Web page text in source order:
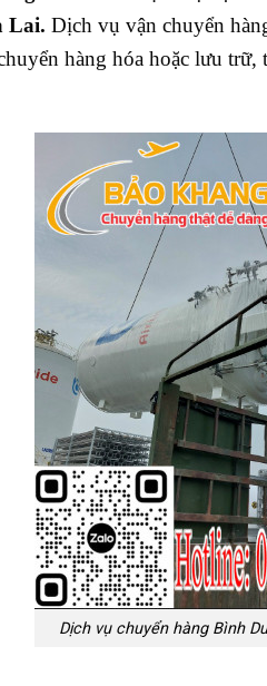
Lai. Dịch vụ vận chuyển
hàng hóa hoặc lưu
Dịch vụ chuyển hàng Bình